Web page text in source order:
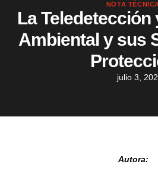
NOTA
La Teledetección
Ambiental y sus
julio 3,
Autora: